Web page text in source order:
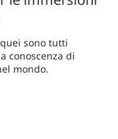
sono tutti
conoscenza di
mondo.